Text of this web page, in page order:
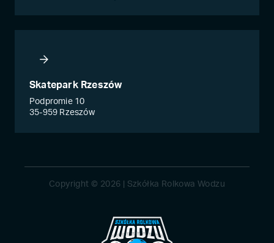
Skatepark Rzeszów
Podpromie 10
35-959 Rzeszów
Copyright © 2026 | Szkółka Rolkowa Wodzu